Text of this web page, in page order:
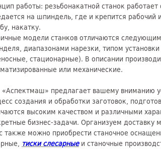
работы: резьбонакатной станок
на шпиндель, где и крепится
накатку.
модели станков отличаются
диапазонами нарезки, типом
стационарные). В описании
или механические.
предлагает вашему вниманию
создания и обработки заготовок,
высоким качеством и различными
бизнес-задачи. Организуем
также можно приобрести станочное
тиски слесарныеи станочные